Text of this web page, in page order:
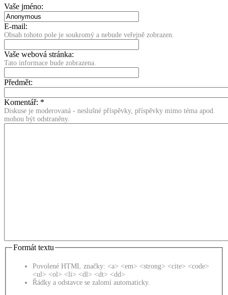
Vaše jméno:
E-mail:
Obsah tohoto pole je soukromý a nebude veřejně zobrazen.
Vaše webová stránka:
Tato informace bude zobrazena.
Předmět:
Komentář: *
Diskuse je moderovaná - neslušné příspěvky, příspěvky mimo téma apod.
mohou být odstraněny.
Formát textu
Povolené HTML značky: <a> <em> <strong> <cite> <code>
<ul> <ol> <li> <dl> <dt> <dd>
Řádky a odstavce se zalomí automaticky.